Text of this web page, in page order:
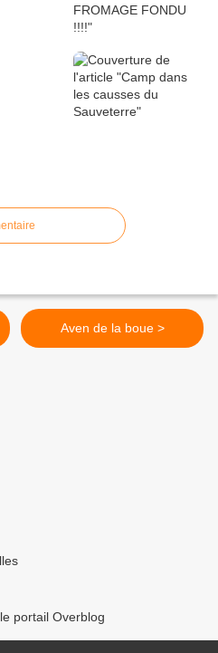
Aven de la boue >
portail Overblog